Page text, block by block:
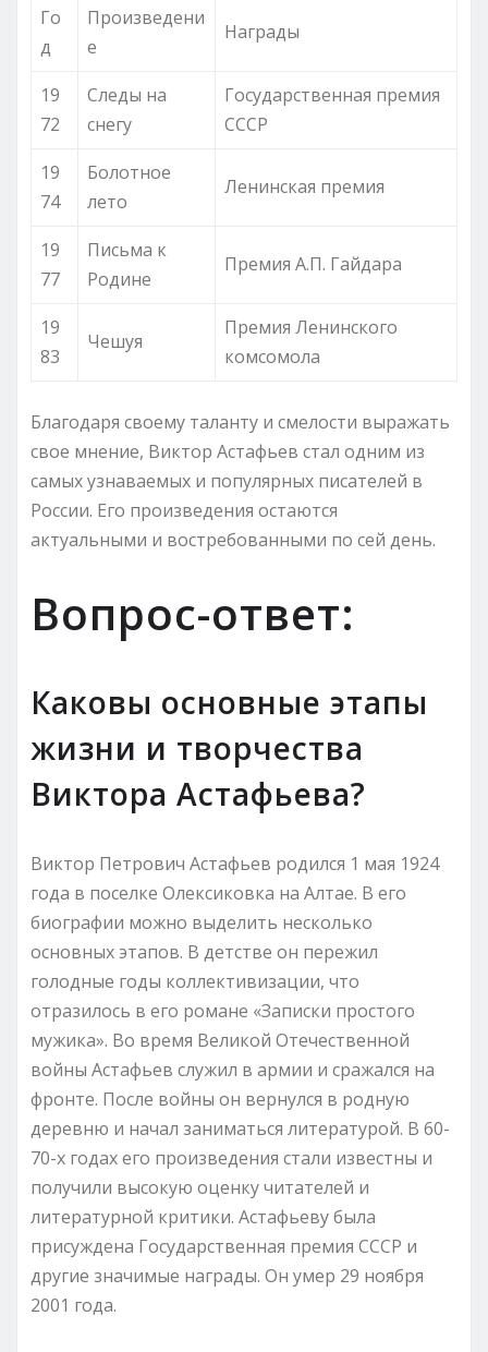
Го
д
Произведени
е
Награды
19
72
Следы на
снегу
Государственная премия
СССР
19
74
Болотное
лето
Ленинская премия
19
77
Письма к
Родине
Премия А.П. Гайдара
19
83
Чешуя
Премия Ленинского
комсомола
Благодаря своему таланту и смелости выражать
свое мнение, Виктор Астафьев стал одним из
самых узнаваемых и популярных писателей в
России. Его произведения остаются
актуальными и востребованными по сей день.
Вопрос-ответ:
Каковы основные этапы
жизни и творчества
Виктора Астафьева?
Виктор Петрович Астафьев родился 1 мая 1924
года в поселке Олексиковка на Алтае. В его
биографии можно выделить несколько
основных этапов. В детстве он пережил
голодные годы коллективизации, что
отразилось в его романе «Записки простого
мужика». Во время Великой Отечественной
войны Астафьев служил в армии и сражался на
фронте. После войны он вернулся в родную
деревню и начал заниматься литературой. В 60-
70-х годах его произведения стали известны и
получили высокую оценку читателей и
литературной критики. Астафьеву была
присуждена Государственная премия СССР и
другие значимые награды. Он умер 29 ноября
2001 года.